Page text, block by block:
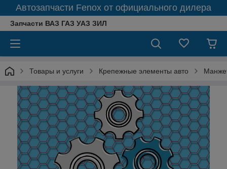
Автозапчасти Fenox от официального дилера
Запчасти ВАЗ ГАЗ УАЗ ЗИЛ
Товары и услуги Крепежные элементы авто